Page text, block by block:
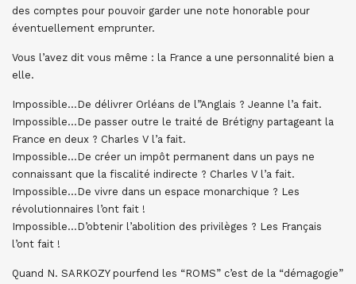
des comptes pour pouvoir garder une note honorable pour
éventuellement emprunter.
Vous l’avez dit vous même : la France a une personnalité bien a
elle.
Impossible…De délivrer Orléans de l”Anglais ? Jeanne l’a fait.
Impossible…De passer outre le traité de Brétigny partageant la
France en deux ? Charles V l’a fait.
Impossible…De créer un impôt permanent dans un pays ne
connaissant que la fiscalité indirecte ? Charles V l’a fait.
Impossible…De vivre dans un espace monarchique ? Les
révolutionnaires l’ont fait !
Impossible…D’obtenir l’abolition des privilèges ? Les Français
l’ont fait !
Quand N. SARKOZY pourfend les “ROMS” c’est de la “démagogie”